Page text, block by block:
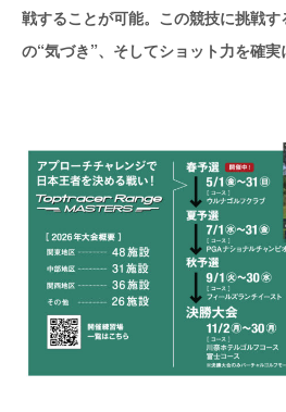
戦することが可能。この競技に挑戦す
の“気づき”、そしてショット力を確実